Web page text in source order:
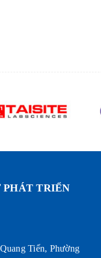
TRIỂN
Tiến, Phường